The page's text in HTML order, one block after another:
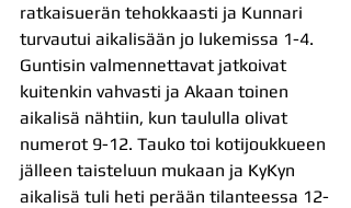
ratkaisuerän tehokkaasti ja Kunnari
turvautui aikalisään jo lukemissa 1-4.
Guntisin valmennettavat jatkoivat
kuitenkin vahvasti ja Akaan toinen
aikalisä nähtiin, kun taululla olivat
numerot 9-12. Tauko toi kotijoukkueen
jälleen taisteluun mukaan ja KyKyn
aikalisä tuli heti perään tilanteessa 12-